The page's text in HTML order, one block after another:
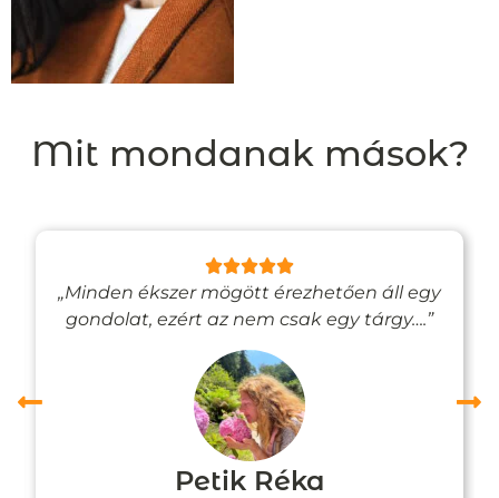
Mit mondanak mások?
„Minden ékszer mögött érezhetően áll egy
gondolat, ezért az nem csak egy tárgy….”
Petik Réka